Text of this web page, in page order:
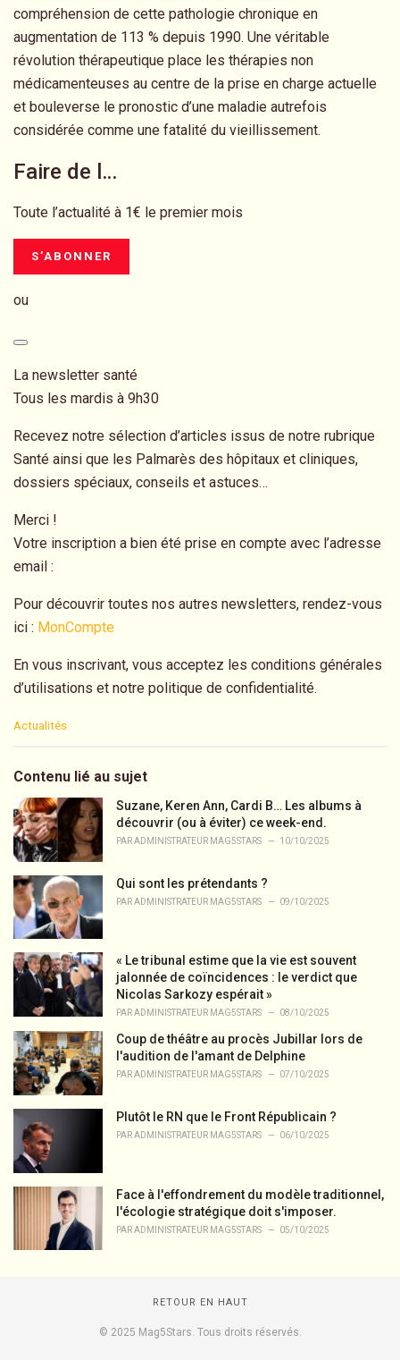
compréhension de cette pathologie chronique en
augmentation de 113 % depuis 1990. Une véritable
révolution thérapeutique place les thérapies non
médicamenteuses au centre de la prise en charge actuelle
et bouleverse le pronostic d’une maladie autrefois
considérée comme une fatalité du vieillissement.
Faire de l…
Toute l’actualité à 1€ le premier mois
S’ABONNER
ou
La newsletter santé
Tous les mardis à 9h30
Recevez notre sélection d’articles issus de notre rubrique
Santé ainsi que les Palmarès des hôpitaux et cliniques,
dossiers spéciaux, conseils et astuces…
Merci !
Votre inscription a bien été prise en compte avec l’adresse
email :
Pour découvrir toutes nos autres newsletters, rendez-vous
ici : MonCompte
En vous inscrivant, vous acceptez les conditions générales
d’utilisations et notre politique de confidentialité.
C
e
o
r
i
e
:
Actualités
Contenu lié au sujet
Suzane, Keren Ann, Cardi B… Les albums à
découvrir (ou à éviter) ce week-end.
PARADMINISTRATEUR MAG5STARS 10/10/2025
Qui sont les prétendants ?
PARADMINISTRATEUR MAG5STARS 09/10/2025
« Le tribunal estime que la vie est souvent
jalonnée de coïncidences : le verdict que
Nicolas Sarkozy espérait »
PARADMINISTRATEUR MAG5STARS 08/10/2025
Coup de théâtre au procès Jubillar lors de
l'audition de l'amant de Delphine
PARADMINISTRATEUR MAG5STARS 07/10/2025
Plutôt le RN que le Front Républicain ?
PARADMINISTRATEUR MAG5STARS 06/10/2025
Face à l'effondrement du modèle traditionnel,
l'écologie stratégique doit s'imposer.
PARADMINISTRATEUR MAG5STARS 05/10/2025
RETOUR EN HAUT
© 2025 Mag5Stars. Tous droits réservés.